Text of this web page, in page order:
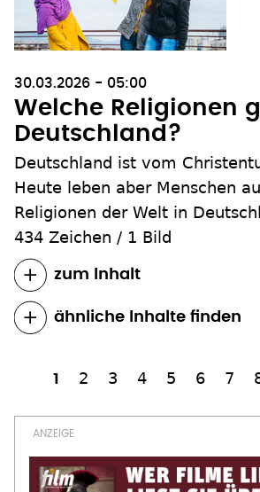
30.03.2026 - 05:00
Welche Religionen
Deutschland?
Deutschland ist vom
Heute leben aber Menschen
Religionen der Welt in
434 Zeichen / 1 Bild
zum Inhalt
ähnliche Inhalte finden
Aktuelle
1 Seite
2 Seite
3 Seite
4 Seite
5 Seite
6 7
Nächste Seite